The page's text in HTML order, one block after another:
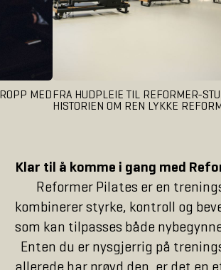
MEDFRA HUDPLEIE TIL REFORMER-
HISTORIEN OM REN LYKKE
Klar til å komme i gang med
Reformer Pilates er en
kombinerer styrke, kontroll og
som kan tilpasses både
Enten du er nysgjerrig på